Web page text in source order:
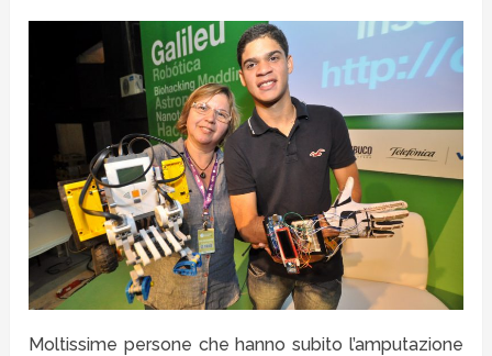
Moltissime persone che hanno subito l’amputazione